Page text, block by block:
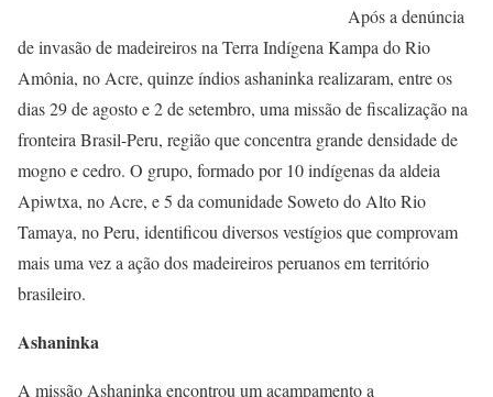
Após a denúncia
de invasão de madeireiros na Terra Indígena Kampa do Rio
Amônia, no Acre, quinze índios ashaninka realizaram, entre os
dias 29 de agosto e 2 de setembro, uma missão de fiscalização na
fronteira Brasil-Peru, região que concentra grande densidade de
mogno e cedro. O grupo, formado por 10 indígenas da aldeia
Apiwtxa, no Acre, e 5 da comunidade Soweto do Alto Rio
Tamaya, no Peru, identificou diversos vestígios que comprovam
mais uma vez a ação dos madeireiros peruanos em território
brasileiro.
Ashaninka
A missão Ashaninka encontrou um acampamento a